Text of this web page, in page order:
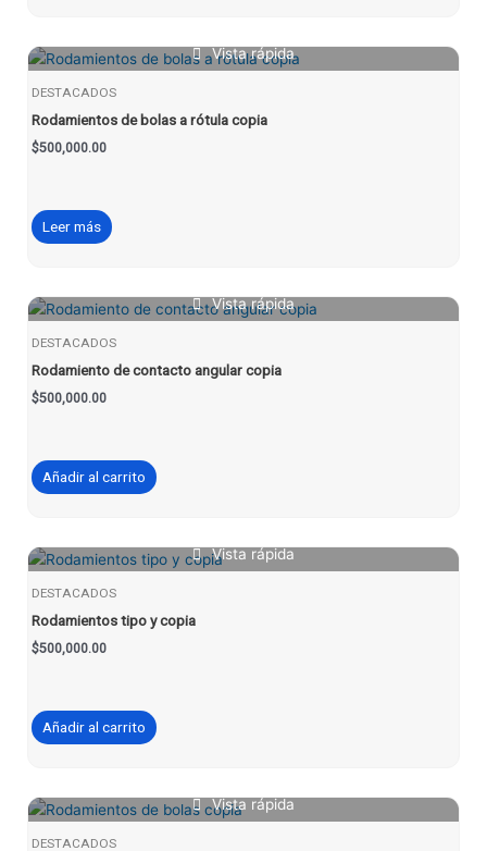
Vista rápida
DESTACADOS
Rodamientos de bolas a rótula copia
$500,000.00
Leer más
Vista rápida
DESTACADOS
Rodamiento de contacto angular copia
$500,000.00
Añadir al carrito
Vista rápida
DESTACADOS
Rodamientos tipo y copia
$500,000.00
Añadir al carrito
Vista rápida
DESTACADOS